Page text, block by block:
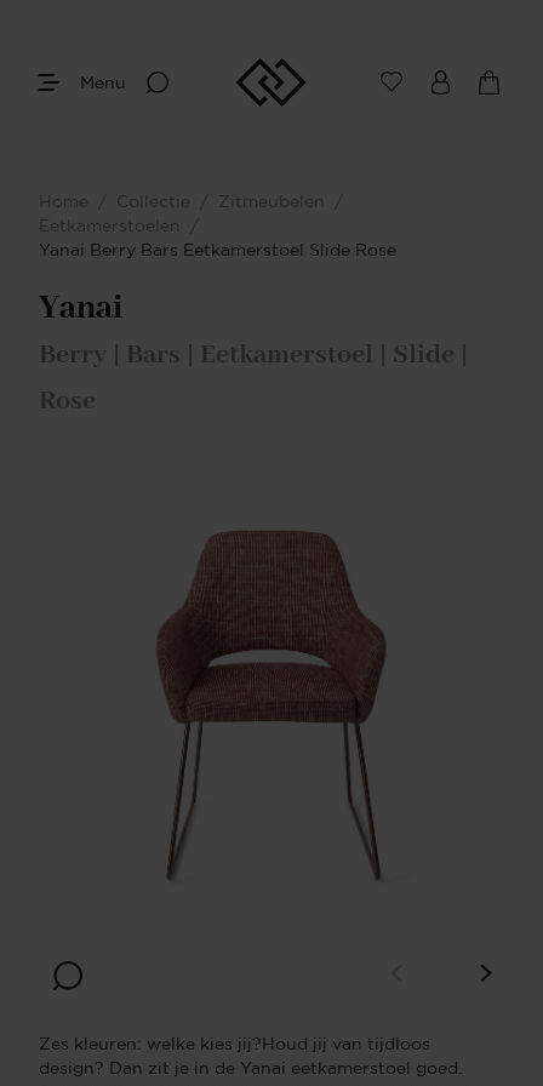
Menu
Home / Collectie / Zitmeubelen
/
Eetkamerstoelen
/
Yanai Berry Bars Eetkamerstoel Slide Rose
Yanai
Berry | Bars | Eetkamerstoel | Slide |
Rose
Zes kleuren: welke kies jij?Houd jij van tijdloos
design? Dan zit je in de Yanai eetkamerstoel goed.